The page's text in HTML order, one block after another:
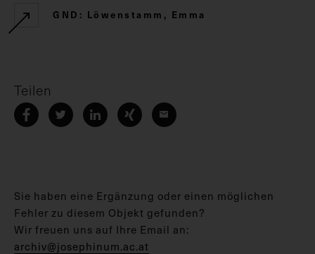
GND: Löwenstamm, Emma
Teilen
Sie haben eine Ergänzung oder einen möglichen
Fehler zu diesem Objekt gefunden?
Wir freuen uns auf Ihre Email an:
archiv@josephinum.ac.at